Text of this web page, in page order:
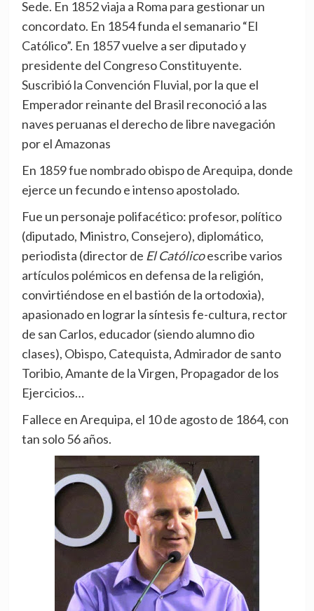
Sede. En 1852 viaja a Roma para gestionar un
concordato. En 1854 funda el semanario “El
Católico”. En 1857 vuelve a ser diputado y
presidente del Congreso Constituyente.
Suscribió la Convención Fluvial, por la que el
Emperador reinante del Brasil reconoció a las
naves peruanas el derecho de libre navegación
por el Amazonas
En 1859 fue nombrado obispo de Arequipa, donde
ejerce un fecundo e intenso apostolado.
Fue un personaje polifacético: profesor, político
(diputado, Ministro, Consejero), diplomático,
periodista (director de El Católicoescribe varios
artículos polémicos en defensa de la religión,
convirtiéndose en el bastión de la ortodoxia),
apasionado en lograr la síntesis fe-cultura, rector
de san Carlos, educador (siendo alumno dio
clases), Obispo, Catequista, Admirador de santo
Toribio, Amante de la Virgen, Propagador de los
Ejercicios…
Fallece en Arequipa, el 10 de agosto de 1864, con
tan solo 56 años.